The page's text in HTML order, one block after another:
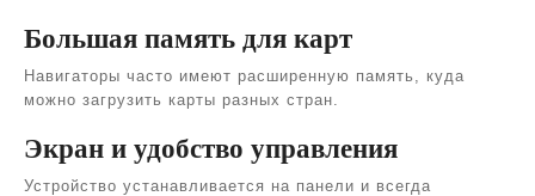
Большая память для карт
Навигаторы часто имеют расширенную память, куда
можно загрузить карты разных стран.
Экран и удобство управления
Устройство устанавливается на панели и всегда